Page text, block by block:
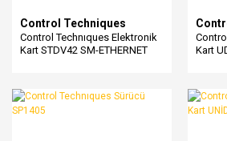
Control Techniques
Control Technıques Elektronik
Kart STDV42 SM-ETHERNET
Kart